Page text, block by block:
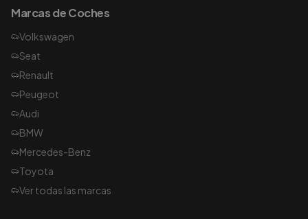
Marcas de Coches
Volkswagen
Seat
Renault
Peugeot
Audi
BMW
Mercedes-Benz
Toyota
Ver todas las marcas